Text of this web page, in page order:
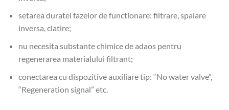
setarea duratei fazelor de functionare: filtrare, spalare
inversa, clatire;
nu necesita substante chimice de adaos pentru
regenerarea materialului filtrant;
conectarea cu dispozitive auxiliare tip: “No water valve”,
“Regeneration signal” etc.